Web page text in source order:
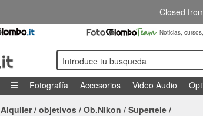
Closed
Noticias,
Introduce tu busqueda
Fotografía
Accesorios Video Audio
Alquiler/ objetivos / Ob.Nikon / Supertele /